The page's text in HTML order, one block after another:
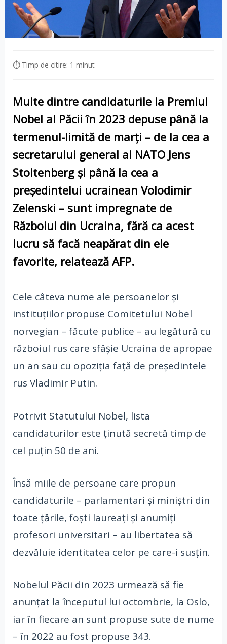
⏱ Timp de citire: 1 minut
Multe dintre candidaturile la Premiul
Nobel al Păcii în 2023 depuse până la
termenul-limită de marţi – de la cea a
secretarului general al NATO Jens
Stoltenberg şi până la cea a
preşedintelui ucrainean Volodimir
Zelenski – sunt impregnate de
Războiul din Ucraina, fără ca acest
lucru să facă neapărat din ele
favorite, relatează AFP.
Cele câteva nume ale persoanelor şi
instituţiilor propuse Comitetului Nobel
norvegian – făcute publice – au legătură cu
războiul rus care sfâşie Ucraina de apropae
un an sau cu opoziţia faţă de preşedintele
rus Vladimir Putin.
Potrivit Statutului Nobel, lista
candidaturilor este ţinută secretă timp de
cel puţin 50 de ani.
Însă miile de persoane care propun
candidaturile – parlamentari şi miniştri din
toate ţările, foşti laureaţi şi anumiţi
profesori universitari – au libertatea să
dezvăluie identitatea celor pe care-i susţin.
Nobelul Păcii din 2023 urmează să fie
anunţat la începutul lui octombrie, la Oslo,
iar în fiecare an sunt propuse sute de nume
– în 2022 au fost propuse 343.